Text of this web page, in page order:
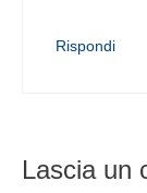
Rispondi
Lascia un